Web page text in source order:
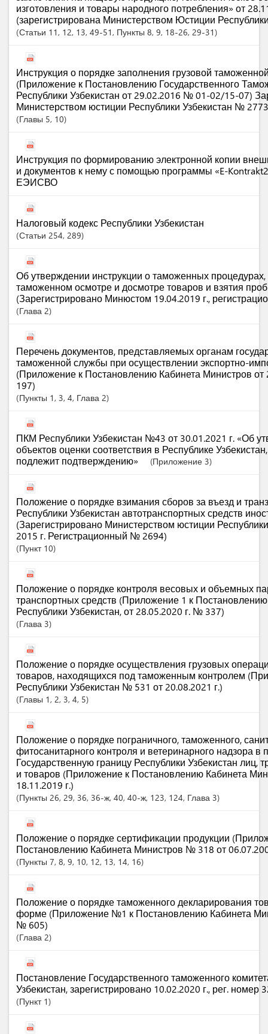
изготовления и товары народного потребления» от
(зарегистрирована Министерством Юстиции
Статьи 11 , 12, 13, 49-51 , Пункты 8, 9, 18-26, 29-31
Инструкция о порядке заполнения грузовой
(Приложение к Постановлению Государственного
Республики Узбекистан от 29.02.2016 № 01-02/15-07)
Министерством юстиции Республики Узбекистан №
Главы 5, 10
Инструкция по формированию электронной копии
и документов к нему с помощью программы «E-
ЕЭИСВО
Налоговый кодекс Республики Узбекистан
Статьи 254, 289
Об утверждении инструкции о таможенных
таможенном осмотре и досмотре товаров и взятия
(Зарегистрировано Минюстом 19.04.2019 г.,
Глава 2
Перечень документов, представляемых органам
таможенной службы при осуществлении экспортно-
(Приложение к Постановлению Кабинета Министров
197)
Пункты 1 , 3, 4, Глава 2
ПКМ Республики Узбекистан №43 от 30.01.2021 г. «Об
объектов оценки соответствия в Республике
подлежит подтверждению»
(Приложение 3)
Положение о порядке взимания сборов за въезд и
Республики Узбекистан автотранспортных средств
(Зарегистрировано Министерством юстиции
2015 г. Регистрационный № 2694)
Пункт 10
Положение о порядке контроля весовых и объемных
транспортных средств (Приложение 1 к
Республики Узбекистан, от 28.05.2020 г. № 337)
Глава 3
Положение о порядке осуществления грузовых
товаров, находящихся под таможенным контролем
Республики Узбекистан № 531 от 20.08.2021 г.)
Главы 1 , 2, 3, 4, 5
Положение о порядке пограничного, таможенного,
фитосанитарного контроля и ветеринарного надзора в
Государственную границу Республики Узбекистан лиц,
и товаров (Приложение к Постановлению Кабинета
18.11.2019 г.)
Пункты 26, 29, 36, 36-ж, 40, 40-ж, 123, 124, Глава 3
Положение о порядке сертификации продукции
Постановлению Кабинета Министров № 318 от
Пункты 7, 8, 9, 10, 12, 13, 14, 16
Положение о порядке таможенного декларирования
форме (Приложение №1 к Постановлению Кабинета
№ 605)
Глава 2
Постановление Государственного таможенного
Узбекистан, зарегистрировано 10.02.2020 г., рег. номер
Пункт 1